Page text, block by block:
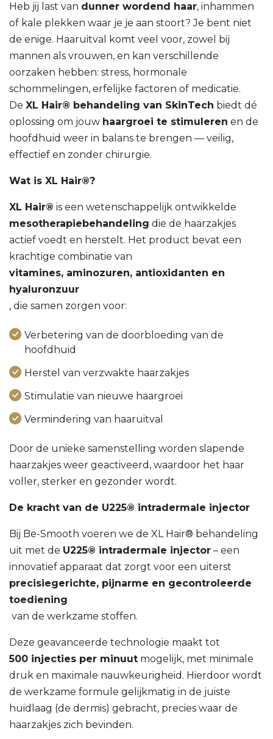
Heb jij last van dunner wordend haar, inhammen
of kale plekken waar je je aan stoort? Je bent niet
de enige. Haaruitval komt veel voor, zowel bij
mannen als vrouwen, en kan verschillende
oorzaken hebben: stress, hormonale
schommelingen, erfelijke factoren of medicatie.
De XL Hair® behandeling van SkinTech biedt dé
oplossing om jouw haargroei te stimuleren en de
hoofdhuid weer in balans te brengen — veilig,
effectief en zonder chirurgie.
Wat is XL Hair®?
XL Hair® is een wetenschappelijk ontwikkelde
mesotherapiebehandeling die de haarzakjes
actief voedt en herstelt. Het product bevat een
krachtige combinatie van
vitamines, aminozuren, antioxidanten en
hyaluronzuur
, die samen zorgen voor:
Verbetering van de doorbloeding van de
hoofdhuid
Herstel van verzwakte haarzakjes
Stimulatie van nieuwe haargroei
Vermindering van haaruitval
Door de unieke samenstelling worden slapende
haarzakjes weer geactiveerd, waardoor het haar
voller, sterker en gezonder wordt.
De kracht van de U225® intradermale injector
Bij Be-Smooth voeren we de XL Hair® behandeling
uit met de U225® intradermale injector – een
innovatief apparaat dat zorgt voor een uiterst
precisiegerichte, pijnarme en gecontroleerde
toediening
van de werkzame stoffen.
Deze geavanceerde technologie maakt tot
500 injecties per minuut mogelijk, met minimale
druk en maximale nauwkeurigheid. Hierdoor wordt
de werkzame formule gelijkmatig in de juiste
huidlaag (de dermis) gebracht, precies waar de
haarzakjes zich bevinden.